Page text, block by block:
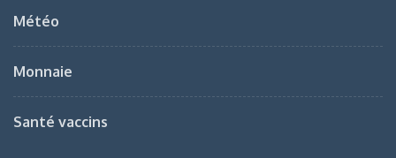
Météo
Monnaie
Santé vaccins